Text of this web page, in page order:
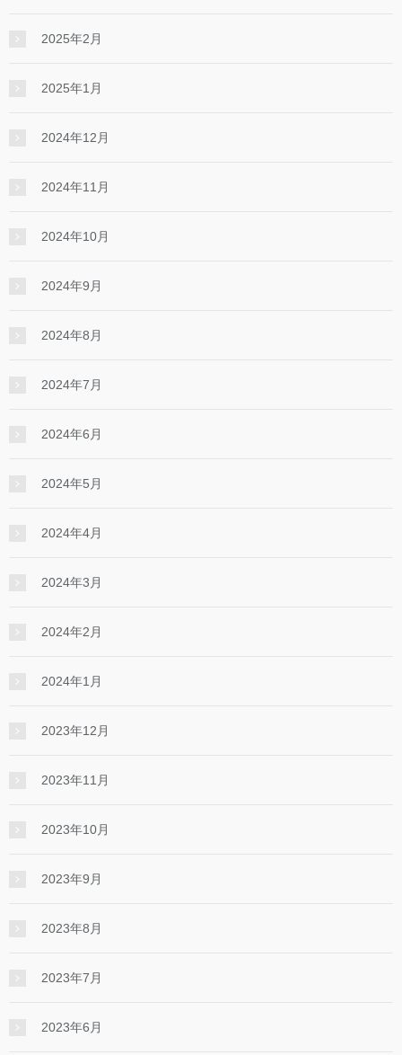
2025年2月
2025年1月
2024年12月
2024年11月
2024年10月
2024年9月
2024年8月
2024年7月
2024年6月
2024年5月
2024年4月
2024年3月
2024年2月
2024年1月
2023年12月
2023年11月
2023年10月
2023年9月
2023年8月
2023年7月
2023年6月